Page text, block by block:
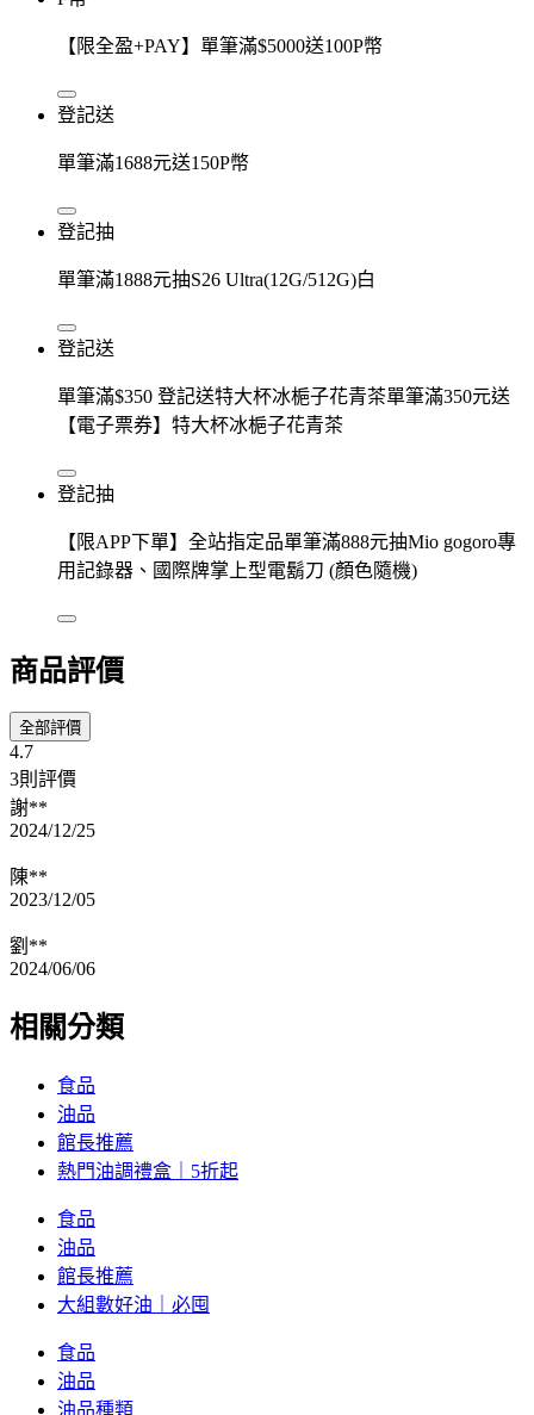
【限全盈+PAY】單筆滿$5000送100P幣
登記送
單筆滿1688元送150P幣
登記抽
單筆滿1888元抽S26 Ultra(12G/512G)白
登記送
單筆滿$350 登記送特大杯冰梔子花青茶單筆滿350元送
【電子票券】特大杯冰梔子花青茶
登記抽
【限APP下單】全站指定品單筆滿888元抽Mio gogoro專
用記錄器、國際牌掌上型電鬍刀 (顏色隨機)
商品評價
全部評價
4.7
3則評價
謝**
2024/12/25
陳**
2023/12/05
劉**
2024/06/06
相關分類
食品
油品
館長推薦
熱門油調禮盒｜5折起
食品
油品
館長推薦
大組數好油｜必囤
食品
油品
油品種類